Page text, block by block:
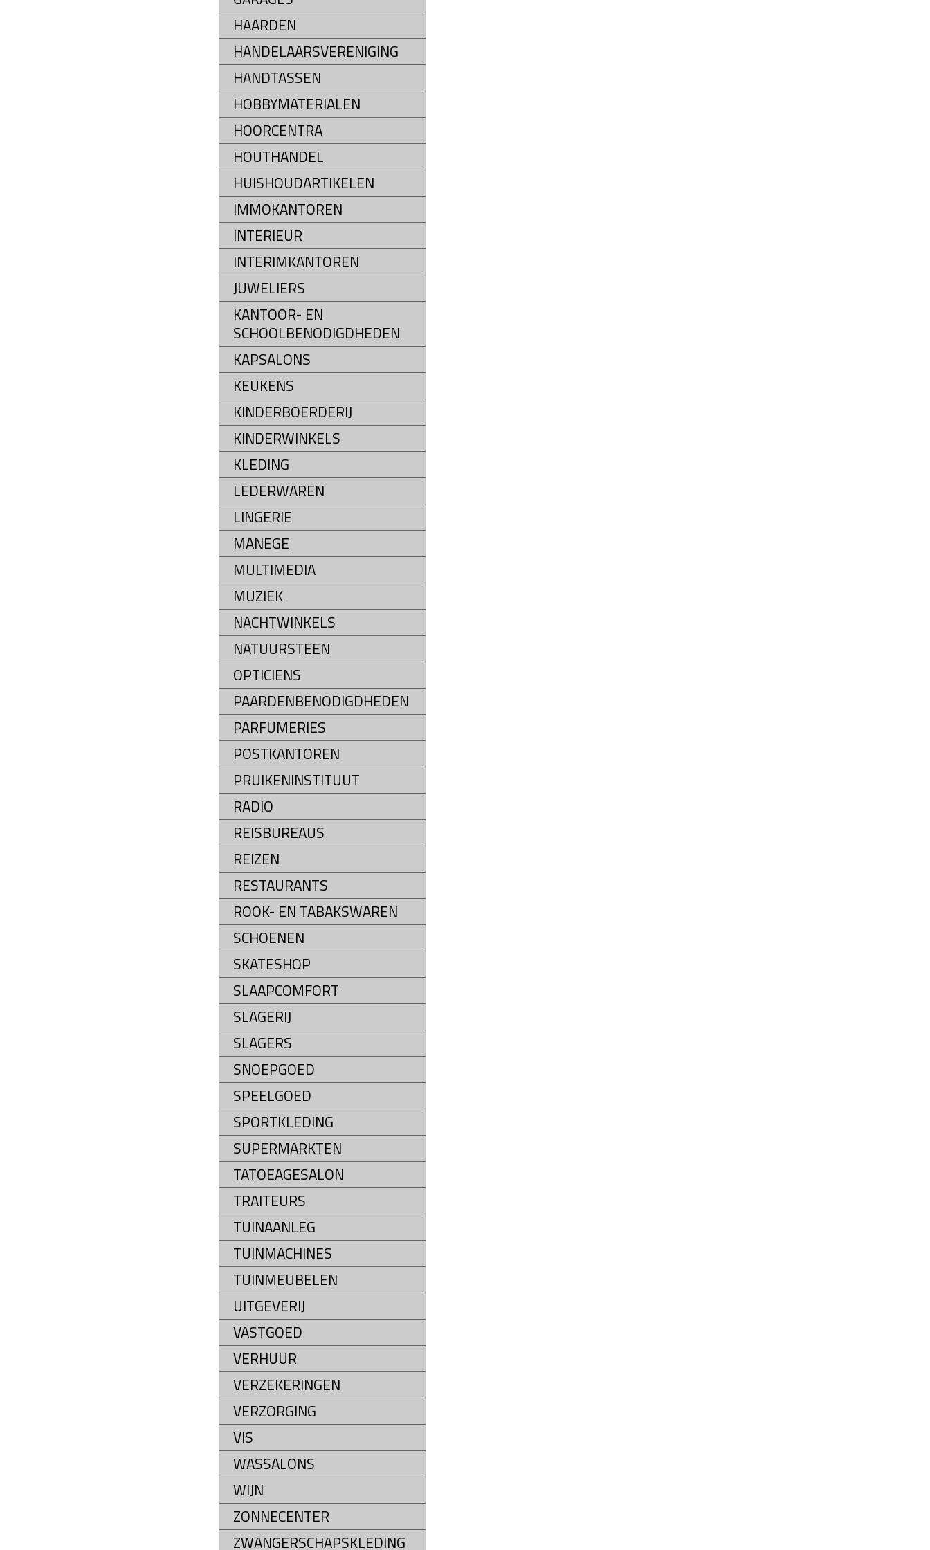
HAARDEN
HANDELAARSVERENIGING
HANDTASSEN
HOBBYMATERIALEN
HOORCENTRA
HOUTHANDEL
HUISHOUDARTIKELEN
IMMOKANTOREN
INTERIEUR
INTERIMKANTOREN
JUWELIERS
KANTOOR- EN
SCHOOLBENODIGDHEDEN
KAPSALONS
KEUKENS
KINDERBOERDERIJ
KINDERWINKELS
KLEDING
LEDERWAREN
LINGERIE
MANEGE
MULTIMEDIA
MUZIEK
NACHTWINKELS
NATUURSTEEN
OPTICIENS
PAARDENBENODIGDHEDEN
PARFUMERIES
POSTKANTOREN
PRUIKENINSTITUUT
RADIO
REISBUREAUS
REIZEN
RESTAURANTS
ROOK- EN TABAKSWAREN
SCHOENEN
SKATESHOP
SLAAPCOMFORT
SLAGERIJ
SLAGERS
SNOEPGOED
SPEELGOED
SPORTKLEDING
SUPERMARKTEN
TATOEAGESALON
TRAITEURS
TUINAANLEG
TUINMACHINES
TUINMEUBELEN
UITGEVERIJ
VASTGOED
VERHUUR
VERZEKERINGEN
VERZORGING
VIS
WASSALONS
WIJN
ZONNECENTER
ZWANGERSCHAPSKLEDING